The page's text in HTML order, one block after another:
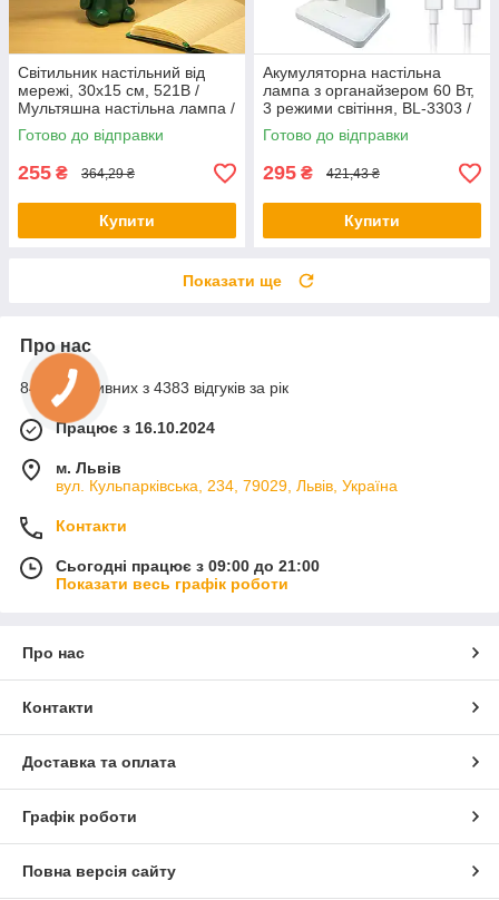
Світильник настільний від
мережі, 30х15 см, 521B /
Мультяшна настільна лампа /
Лампа-нічник для дітей
Готово до відправки
255 ₴ 364,29 ₴
Купити
Акумуляторна настільна
лампа з органайзером 60 Вт,
3 режими світіння, BL-3303 /
Бездротова лампа
Готово до відправки
295 ₴ 421,43 ₴
Купити
Показати ще
Про нас
84% позитивних з 4383 відгуків за рік
Працює з 16.10.2024
м. Львів
вул. Кульпарківська, 234, 79029, Львів, Україна
Контакти
Сьогодні працює з 09:00 до 21:00
Показати весь графік роботи
Про нас
Контакти
Доставка та оплата
Графік роботи
Повна версія сайту